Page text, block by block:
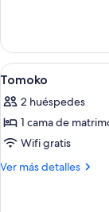
Abrir
todas
las
fotos
de
Tomoko
10
Tomoko
2 huéspedes
1 cama de
Wifi gratis
Ver más detalles
Más